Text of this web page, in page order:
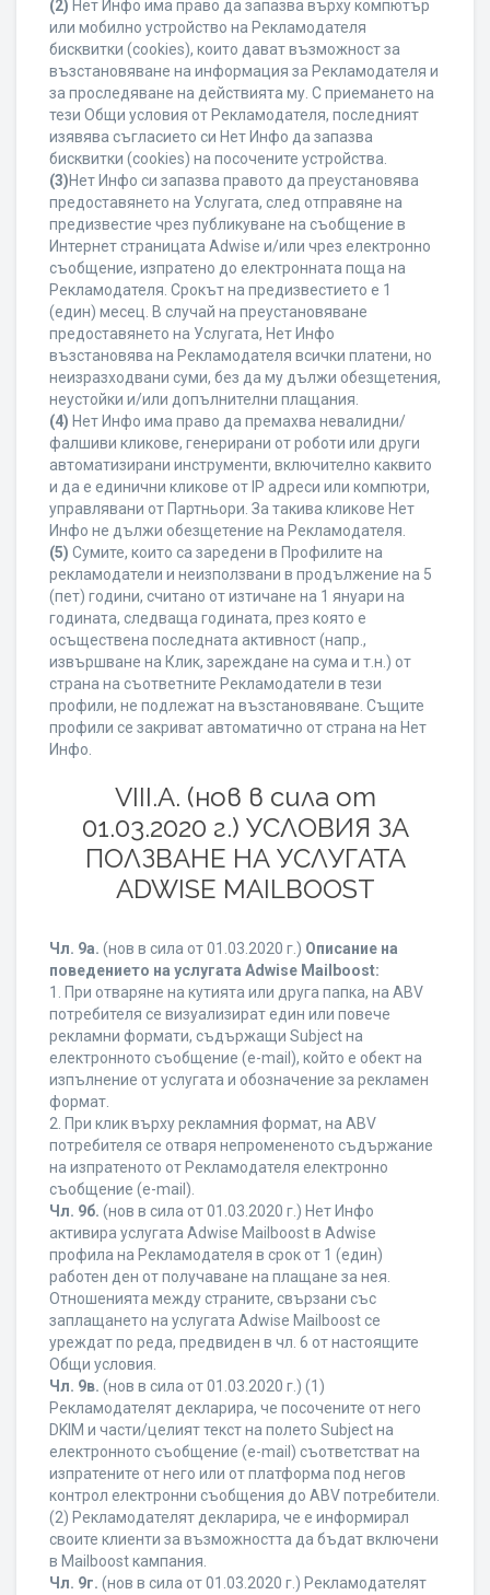
(2) Нет Инфо има право да запазва върху компютър
или мобилно устройство на Рекламодателя
бисквитки (cookies), които дават възможност за
възстановяване на информация за Рекламодателя и
за проследяване на действията му. С приемането на
тези Общи условия от Рекламодателя, последният
изявява съгласието си Нет Инфо да запазва
бисквитки (cookies) на посочените устройства.
(3)Нет Инфо си запазва правото да преустановява
предоставянето на Услугата, след отправяне на
предизвестие чрез публикуване на съобщение в
Интернет страницата Adwise и/или чрез електронно
съобщение, изпратено до електронната поща на
Рекламодателя. Срокът на предизвестието е 1
(един) месец. В случай на преустановяване
предоставянето на Услугата, Нет Инфо
възстановява на Рекламодателя всички платени, но
неизразходвани суми, без да му дължи обезщетения,
неустойки и/или допълнителни плащания.
(4) Нет Инфо има право да премахва невалидни/
фалшиви кликове, генерирани от роботи или други
автоматизирани инструменти, включително каквито
и да е единични кликове от IP адреси или компютри,
управлявани от Партньори. За такива кликове Нет
Инфо не дължи обезщетение на Рекламодателя.
(5) Сумите, които са заредени в Профилите на
рекламодатели и неизползвани в продължение на 5
(пет) години, считано от изтичане на 1 януари на
годината, следваща годината, през която е
осъществена последната активност (напр.,
извършване на Клик, зареждане на сума и т.н.) от
страна на съответните Рекламодатели в тези
профили, не подлежат на възстановяване. Същите
профили се закриват автоматично от страна на Нет
Инфо.
VIII.A. (нов в сила от
01.03.2020 г.) УСЛОВИЯ ЗА
ПОЛЗВАНЕ НА УСЛУГАТА
ADWISE MAILBOOST
Чл. 9а. (нов в сила от 01.03.2020 г.) Описание на
поведението на услугата Adwise Mailboost:
1. При отваряне на кутията или друга папка, на ABV
потребителя се визуализират един или повече
рекламни формати, съдържащи Subject на
електронното съобщение (e-mail), който е обект на
изпълнение от услугата и обозначение за рекламен
формат.
2. При клик върху рекламния формат, на ABV
потребителя се отваря непромененото съдържание
на изпратеното от Рекламодателя електронно
съобщение (e-mail).
Чл. 9б. (нов в сила от 01.03.2020 г.) Нет Инфо
активира услугата Adwise Mailboost в Adwise
профила на Рекламодателя в срок от 1 (един)
работен ден от получаване на плащане за нея.
Отношенията между страните, свързани със
заплащането на услугата Adwise Mailboost се
уреждат по реда, предвиден в чл. 6 от настоящите
Общи условия.
Чл. 9в. (нов в сила от 01.03.2020 г.) (1)
Рекламодателят декларира, че посочените от него
DKIM и части/целият текст на полето Subject на
електронното съобщение (e-mail) съответстват на
изпратените от него или от платформа под негов
контрол електронни съобщения до ABV потребители.
(2) Рекламодателят декларира, че е информирал
своите клиенти за възможността да бъдат включени
в Mailboost кампания.
Чл. 9г. (нов в сила от 01.03.2020 г.) Рекламодателят